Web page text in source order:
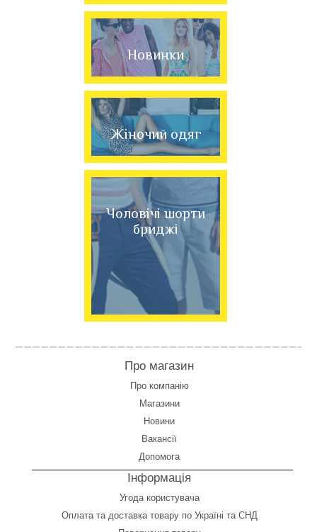
Новинки
Жіночий одяг
Чоловічі шорти
бриджі
Про магазин
Про компанію
Магазини
Новини
Вакансії
Допомога
Інформація
Угода користувача
Оплата та доставка товару по Україні та СНД